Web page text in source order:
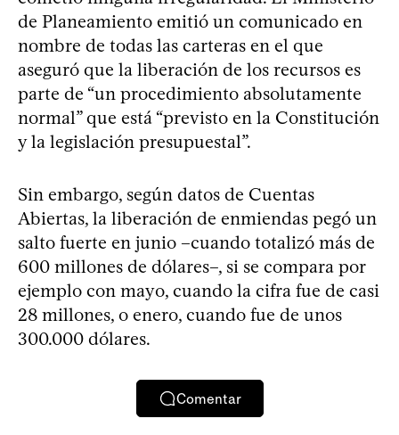
de Planeamiento emitió un comunicado en
nombre de todas las carteras en el que
aseguró que la liberación de los recursos es
parte de “un procedimiento absolutamente
normal” que está “previsto en la Constitución
y la legislación presupuestal”.
Sin embargo, según datos de Cuentas
Abiertas, la liberación de enmiendas pegó un
salto fuerte en junio –cuando totalizó más de
600 millones de dólares–, si se compara por
ejemplo con mayo, cuando la cifra fue de casi
28 millones, o enero, cuando fue de unos
300.000 dólares.
Comentar